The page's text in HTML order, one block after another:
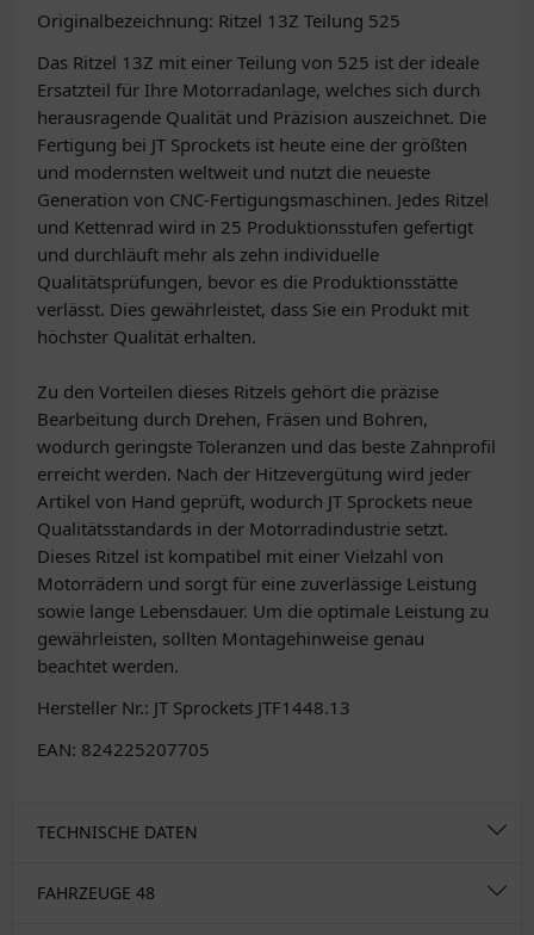
Originalbezeichnung: Ritzel 13Z Teilung 525
Das Ritzel 13Z mit einer Teilung von 525 ist der ideale
Ersatzteil für Ihre Motorradanlage, welches sich durch
herausragende Qualität und Präzision auszeichnet. Die
Fertigung bei JT Sprockets ist heute eine der größten
und modernsten weltweit und nutzt die neueste
Generation von CNC-Fertigungsmaschinen. Jedes Ritzel
und Kettenrad wird in 25 Produktionsstufen gefertigt
und durchläuft mehr als zehn individuelle
Qualitätsprüfungen, bevor es die Produktionsstätte
verlässt. Dies gewährleistet, dass Sie ein Produkt mit
höchster Qualität erhalten.
Zu den Vorteilen dieses Ritzels gehört die präzise
Bearbeitung durch Drehen, Fräsen und Bohren,
wodurch geringste Toleranzen und das beste Zahnprofil
erreicht werden. Nach der Hitzevergütung wird jeder
Artikel von Hand geprüft, wodurch JT Sprockets neue
Qualitätsstandards in der Motorradindustrie setzt.
Dieses Ritzel ist kompatibel mit einer Vielzahl von
Motorrädern und sorgt für eine zuverlässige Leistung
sowie lange Lebensdauer. Um die optimale Leistung zu
gewährleisten, sollten Montagehinweise genau
beachtet werden.
Hersteller Nr.: JT Sprockets JTF1448.13
EAN: 824225207705
TECHNISCHE DATEN
FAHRZEUGE 48